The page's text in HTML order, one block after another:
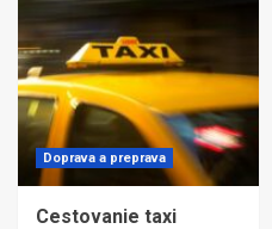
Doprava a preprava
Cestovanie taxi